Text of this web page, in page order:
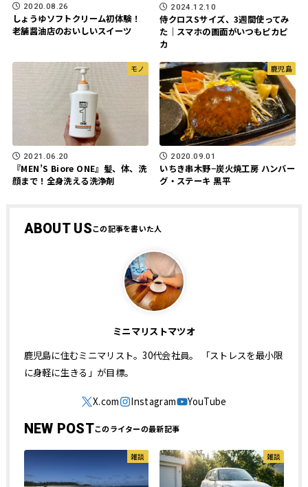
2020.08.26
しょうゆソフトクリーム初体験！
老舗醤油店のおいしいスイーツ
2024.12.10
侍クロスSサイズ、3週間使ってみ
た｜スマホの画面がいつもピカピ
カ
モノ
2021.06.20
『MEN’S Biore ONE』髪、体、洗
顔まで！全身洗える洗浄剤
鹿児島
2020.09.01
いちき串木野−炭火焼工房 ハンバー
グ・ステーキ 黒平
ABOUT US
ミニマリストマツオ
鹿児島に住むミニマリスト。30代会社員。 「ストレスを最小限
に身軽に生きる」が目標。
NEW POST
雑談 雑談